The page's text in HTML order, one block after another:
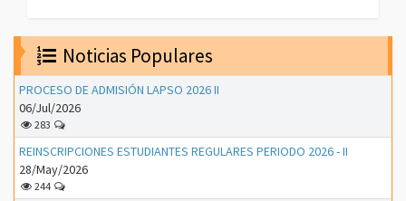
Noticias Populares
PROCESO DE ADMISIÓN LAPSO 2026 II
06/Jul/2026
283
REINSCRIPCIONES ESTUDIANTES REGULARES PERIODO 2026 - II
28/May/2026
244